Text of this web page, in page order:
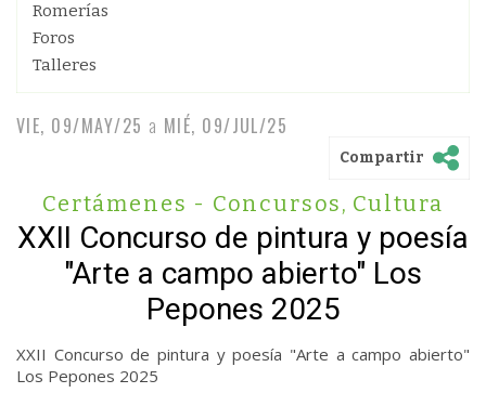
Romerías
Foros
Talleres
VIE, 09/MAY/25 a MIÉ, 09/JUL/25
Compartir
Certámenes - Concursos, Cultura
XXII Concurso de pintura y poesía
"Arte a campo abierto" Los
Pepones 2025
XXII Concurso de pintura y poesía "Arte a campo abierto"
Los Pepones 2025